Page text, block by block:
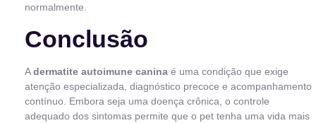
normalmente.
Conclusão
Adermatite autoimune canina é uma condição que exige
atenção especializada, diagnóstico precoce e acompanhamento
contínuo. Embora seja uma doença crônica, o controle
adequado dos sintomas permite que o pet tenha uma vida mais